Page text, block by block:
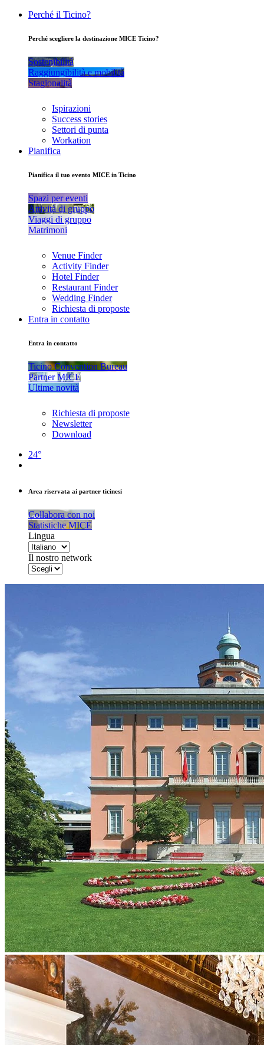
Perché il Ticino?
Perché scegliere la destinazione MICE Ticino?
Sostenibilità
Raggiungibilità e mobilità
Stagionalità
Ispirazioni
Success stories
Settori di punta
Workation
Pianifica
Pianifica il tuo evento MICE in Ticino
Spazi per eventi
Attività di gruppo
Viaggi di gruppo
Matrimoni
Venue Finder
Activity Finder
Hotel Finder
Restaurant Finder
Wedding Finder
Richiesta di proposte
Entra in contatto
Entra in contatto
Ticino Convention Bureau
Partner MICE
Ultime novità
Richiesta di proposte
Newsletter
Download
24°
Area riservata ai partner ticinesi
Collabora con noi
Statistiche MICE
Lingua
Il nostro network